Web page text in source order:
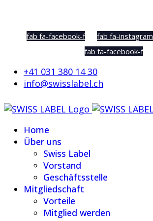
fab fa-facebook-f fab fa-instagram
fab fa-facebook-f
+41 031 380 14 30
info@swisslabel.ch
Home
Über uns
Swiss Label
Vorstand
Geschäftsstelle
Mitgliedschaft
Vorteile
Mitglied werden